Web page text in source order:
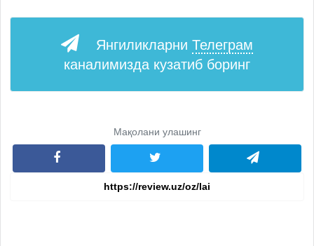
Янгиликларни Телеграм
каналимизда кузатиб боринг
Мақолани улашинг